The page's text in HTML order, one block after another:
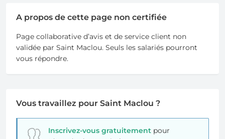
A propos de cette page non certifiée
Page collaborative d’avis et de service client non
validée par Saint Maclou. Seuls les salariés pourront
vous répondre.
Vous travaillez pour Saint Maclou ?
Inscrivez-vous gratuitementpour